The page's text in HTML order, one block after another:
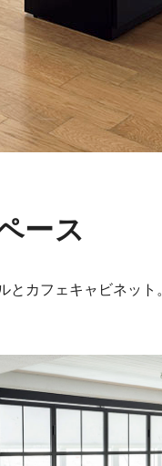
ース
カフェキャビネッ